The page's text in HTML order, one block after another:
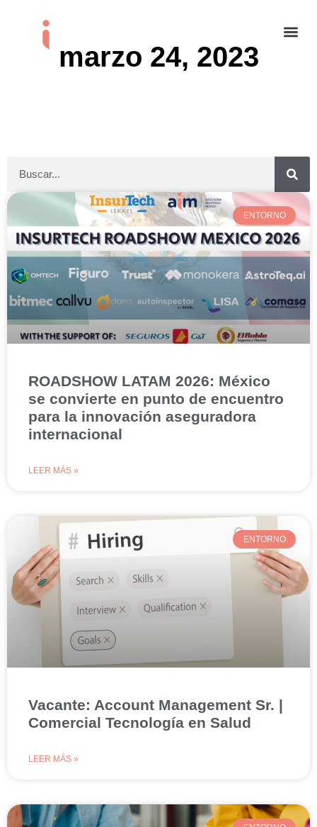
marzo 24, 2023
ENTORNO
ROADSHOW LATAM 2026: México
se convierte en punto de encuentro
para la innovación aseguradora
internacional
LEER MÁS »
ENTORNO
Vacante: Account Management Sr. |
Comercial Tecnología en Salud
LEER MÁS »